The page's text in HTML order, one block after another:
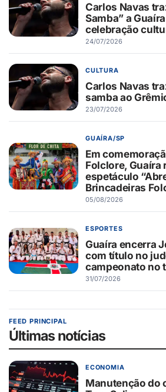
Carlos Navas
Samba” a
celebração
24/07/2026
CULTURA
Carlos Navas
samba ao
23/07/2026
GUAÍRA/SP
Em
Folclore, Guaíra
espetáculo
Brincadeiras
05/08/2026
ESPORTES
Guaíra encerra
com título no
campeonato no
31/07/2026
FEED PRINCIPAL
Últimas notícias
ECONOMIA
Manutenção do